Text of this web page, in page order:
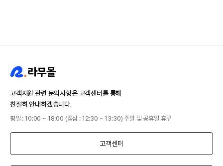
고객지원 관련 문의사항은 고객센터를 통해
친절히 안내하겠습니다.
평일 : 10:00 ~ 18:00 (점심 : 12:30 ~ 13:30) 주말 및 공휴일 휴무
고객센터